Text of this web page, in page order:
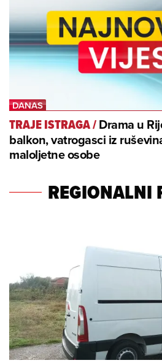
TRAJE ISTRAGA/Drama u
balkon, vatrogasci iz
maloljetne osobe
REGIONALNI